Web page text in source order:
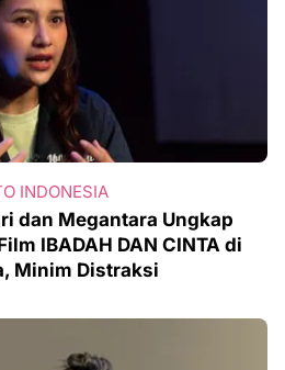
INDONESIA
dan Megantara Ungkap
IBADAH DAN CINTA di
Minim Distraksi